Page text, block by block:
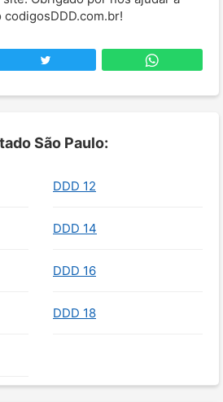
São Paulo:
DDD 12
DDD 14
DDD 16
DDD 18